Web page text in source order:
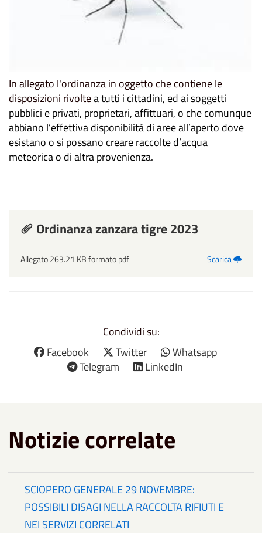
In allegato l'ordinanza in oggetto che contiene le
disposizioni rivoltea tutti i cittadini, ed ai soggetti
pubblici e privati, proprietari, affittuari, o che comunque
abbiano l’effettiva disponibilità di aree all’aperto dove
esistano o si possano creare raccolte d’acqua
meteorica o di altra provenienza.
Ordinanza zanzara tigre 2023
Allegato 263.21 KB formato pdf Scarica
Condividi su:
Facebook
Twitter
Whatsapp
Telegram
LinkedIn
Notizie correlate
SCIOPERO GENERALE 29 NOVEMBRE:
POSSIBILI DISAGI NELLA RACCOLTA RIFIUTI E
NEI SERVIZI CORRELATI